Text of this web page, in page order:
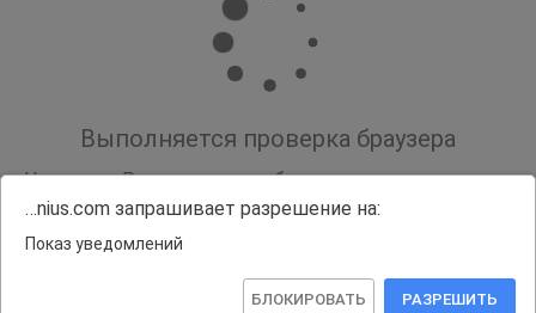
Выполняется проверка браузера
Нажмите «Разрешить», чтобы получать уведомления
…nius.com запрашивает разрешение на:
Показ уведомлений
БЛОКИРОВАТЬ РАЗРЕШИТЬ